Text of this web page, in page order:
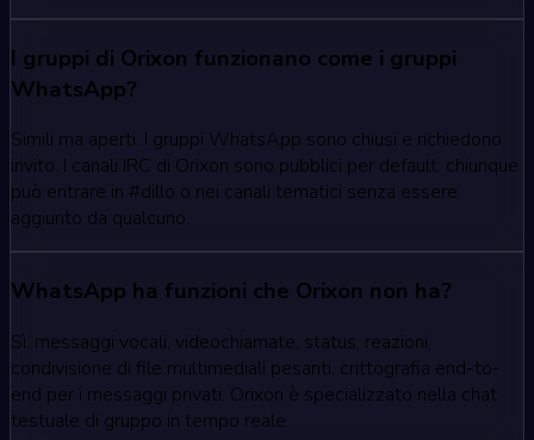
I gruppi di Orixon funzionano come i gruppi
WhatsApp?
Simili ma aperti. I gruppi WhatsApp sono chiusi e richiedono
invito. I canali IRC di Orixon sono pubblici per default: chiunque
può entrare in #dillo o nei canali tematici senza essere
aggiunto da qualcuno.
WhatsApp ha funzioni che Orixon non ha?
Sì: messaggi vocali, videochiamate, status, reazioni,
condivisione di file multimediali pesanti, crittografia end-to-
end per i messaggi privati. Orixon è specializzato nella chat
testuale di gruppo in tempo reale.